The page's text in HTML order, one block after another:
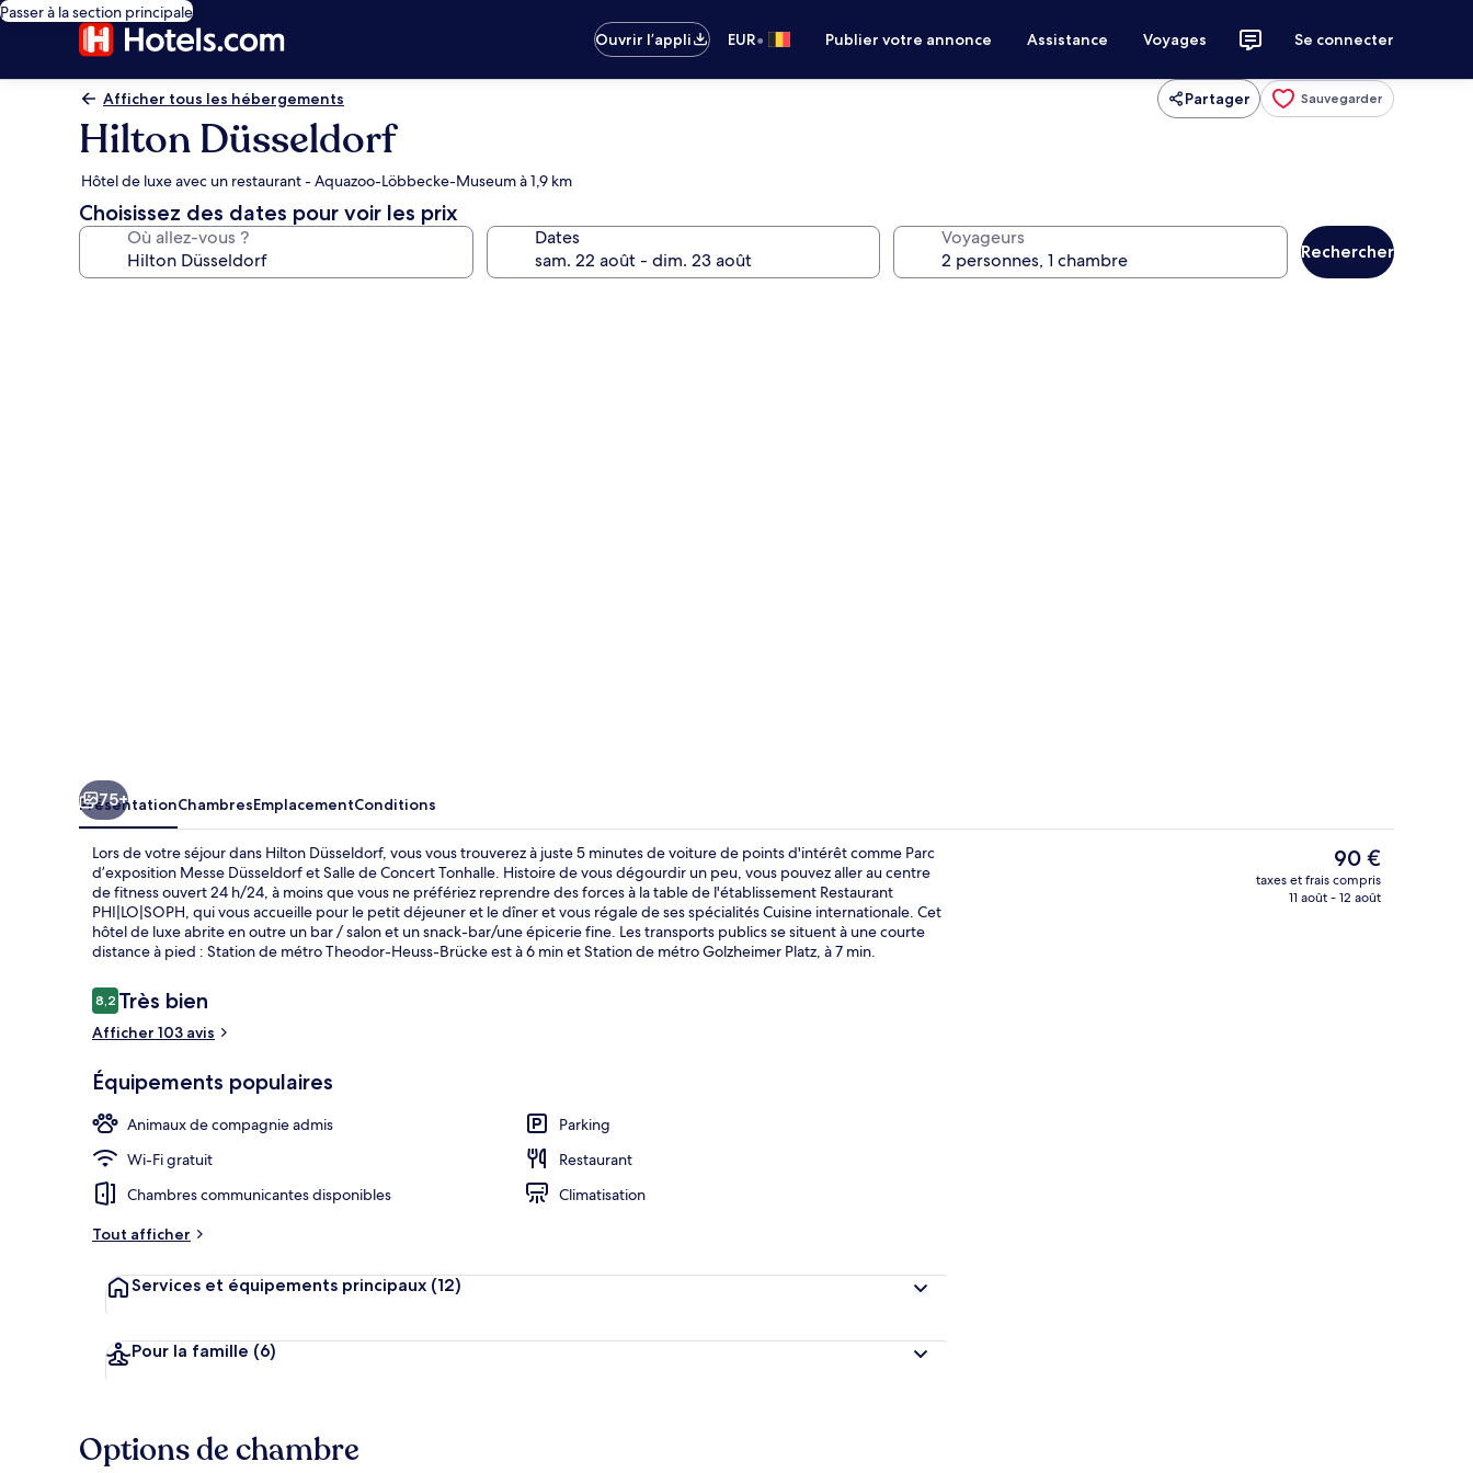
Passer à la section principale
Ouvrir l’appli
EUR• Publier votre annonce Assistance Voyages Se connecter
Afficher tous les hébergements Partager Sauvegarder
Hilton Düsseldorf
Hôtel de luxe avec un restaurant - Aquazoo-Löbbecke-Museum à 1,9 km
Choisissez des dates pour voir les prix
Où allez-vous ? Dates Voyageurs
Rechercher
Extérieur
75+
PrésentationChambresEmplacementConditions
Lors de votre séjour dans Hilton Düsseldorf, vous vous trouverez à juste 5 minutes de voiture de points d'intérêt comme Parc
d’exposition Messe Düsseldorf et Salle de Concert Tonhalle. Histoire de vous dégourdir un peu, vous pouvez aller au centre
de fitness ouvert 24 h/24, à moins que vous ne préfériez reprendre des forces à la table de l'établissement Restaurant
PHI|LO|SOPH, qui vous accueille pour le petit déjeuner et le dîner et vous régale de ses spécialités Cuisine internationale. Cet
hôtel de luxe abrite en outre un bar / salon et un snack-bar/une épicerie fine. Les transports publics se situent à une courte
distance à pied : Station de métro Theodor-Heuss-Brücke est à 6 min et Station de métro Golzheimer Platz, à 7 min.
Avis
voyageurs
8,28,2 sur 10
Très bien
Afficher 103 avis
Équipements populaires
Animaux de compagnie admis
Parking
Wi-Fi gratuit
Restaurant
Chambres communicantes disponibles
Climatisation
Tout afficher
Services et équipements principaux (12)
Pour la famille (6)
Le
prix
actuel
90 €
taxes et frais compris
11 août - 12 août
Options de chambre